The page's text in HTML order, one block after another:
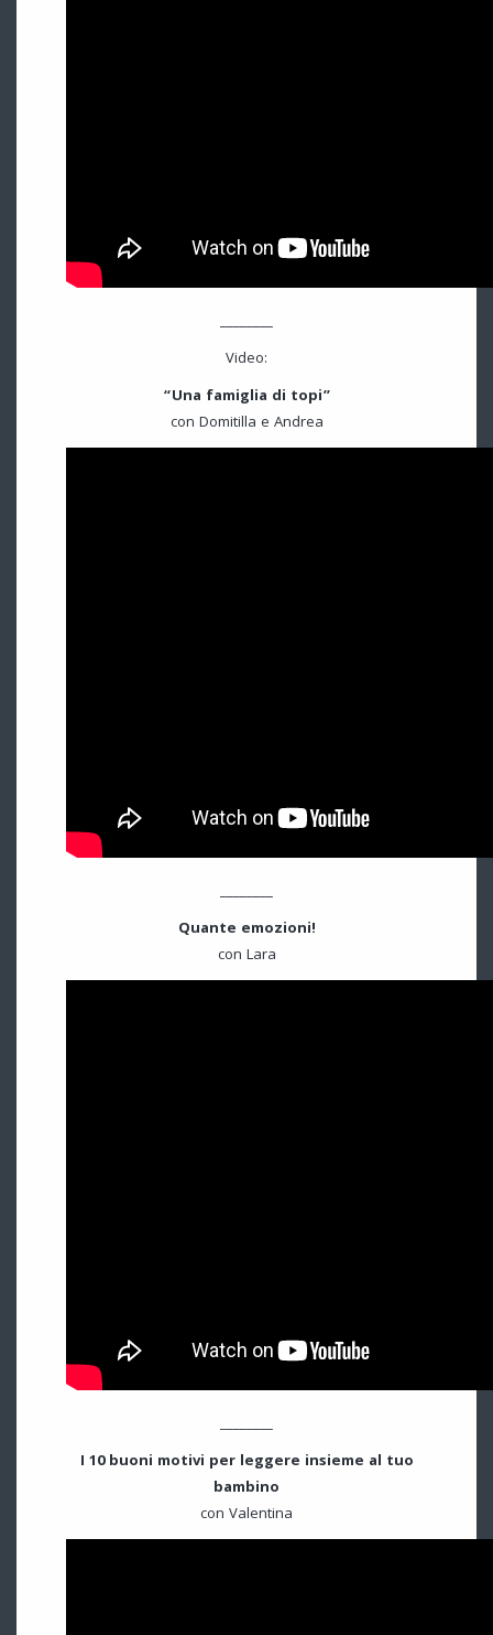
________
Video:
“Una famiglia di topi”
con Domitilla e Andrea
________
Quante emozioni!
con Lara
________
I 10 buoni motivi per leggere insieme al tuo
bambino
con Valentina